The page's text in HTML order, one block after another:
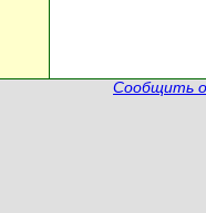
Сообщить о